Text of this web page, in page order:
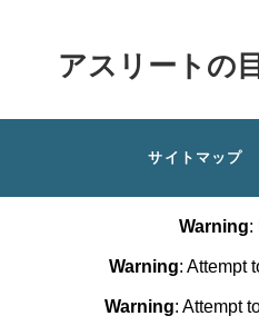
アスリートの
サイトマップ
Warning:
Warning: Attempt
Warning: Attempt